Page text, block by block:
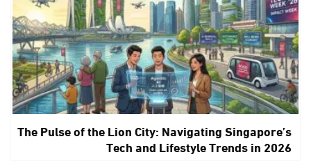
The Pulse of the Lion City: Navigating Singapore’s
Tech and Lifestyle Trends in 2026